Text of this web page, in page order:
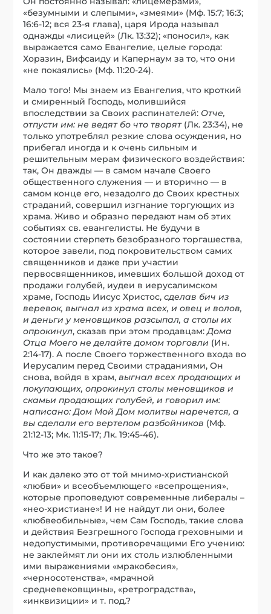
«безумными и слепыми», «змеями» (Мф. 15:7; 16:3;
16:6-12; вся 23-я глава), царя Ирода называл
однажды «лисицей» (Лк. 13:32); «поносил», как
выражается само Евангелие, целые города:
Хоразин, Вифсаиду и Капернаум за то, что они
«не покаялись» (Мф. 11:20-24).
Мало того! Мы знаем из Евангелия, что кроткий
и смиренный Господь, молившийся
впоследствии за Своих распинателей: Отче,
отпусти им: не ведят бо что творят(Лк. 23:34), не
только употреблял резкие слова осуждения, но
прибегал иногда и к очень сильным и
решительным мерам физического воздействия:
так, Он дважды — в самом начале Своего
общественного служения — и вторично — в
самом конце его, незадолго до Своих крестных
страданий, совершил изгнание торгующих из
храма. Живо и образно передают нам об этих
событиях св. евангелисты. Не будучи в
состоянии стерпеть безобразного торгашества,
которое завели, под покровительством самих
священников и даже при участии
первосвященников, имевших большой доход от
продажи голубей, иудеи в иерусалимском
храме, Господь Иисус Христос,сделав бич из
веревок, выгнал из храма всех, и овец и волов,
и деньги у меновщиков разсыпал, а столы их
опрокинул, сказав при этом продавцам:Дома
Отца Моего не делайте домом торговли (Ин.
2:14-17). А после Своего торжественного входа во
Иерусалим перед Своими страданиями, Он
снова, войдя в храм,выгнал всех продающих и
покупающих, опрокинул столы меновщиков и
скамьи продающих голубей, и говорил им:
написано: Дом Мой Дом молитвы наречется, а
вы сделали его вертепом разбойников (Мф.
21:12-13; Мк. 11:15-17; Лк. 19:45-46).
Что же это такое?
И как далеко это от той мнимо-христианской
«любви» и всеобъемлющего «всепрощения»,
которые проповедуют современные либералы –
«нео-христиане»! И не найдут ли они, более
«любвеобильные», чем Сам Господь, такие слова
и действия Безгрешного Господа греховными и
недопустимыми, противоречащими Его учению:
не заклеймят ли они их столь излюбленными
ими выражениями «мракобесия»,
«черносотенства», «мрачной
средневековщины», «ретроградства»,
«инквизиции» и т. под.?